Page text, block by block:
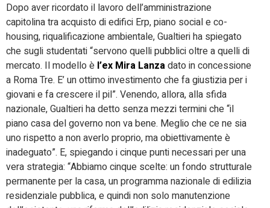
Dopo aver ricordato il lavoro dell’amministrazione
capitolina tra acquisto di edifici Erp, piano social e co-
housing, riqualificazione ambientale, Gualtieri ha spiegato
che sugli studentati “servono quelli pubblici oltre a quelli di
mercato. Il modello è l’ex Mira Lanzadato in concessione
a Roma Tre. E’ un ottimo investimento che fa giustizia per i
giovani e fa crescere il pil”. Venendo, allora, alla sfida
nazionale, Gualtieri ha detto senza mezzi termini che “il
piano casa del governo non va bene. Meglio che ce ne sia
uno rispetto a non averlo proprio, ma obiettivamente è
inadeguato”. E, spiegando i cinque punti necessari per una
vera strategia: “Abbiamo cinque scelte: un fondo strutturale
permanente per la casa, un programma nazionale di edilizia
residenziale pubblica, e quindi non solo manutenzione